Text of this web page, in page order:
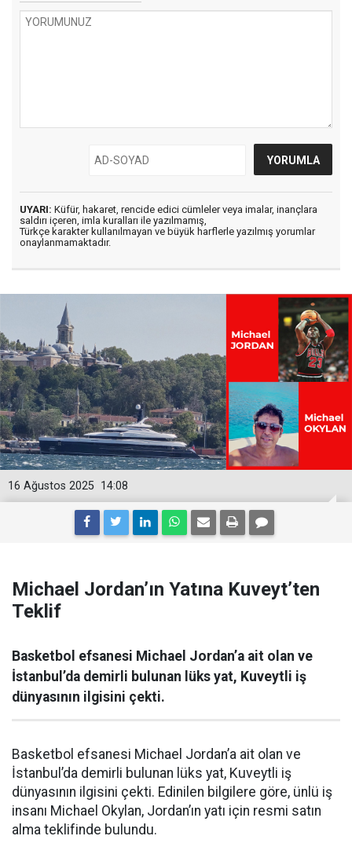
UYARI: Küfür, hakaret, rencide edici cümleler veya imalar, inançlara
saldırı içeren, imla kuralları ile yazılmamış,
Türkçe karakter kullanılmayan ve büyük harflerle yazılmış yorumlar
onaylanmamaktadır.
14:08
16 Ağustos 2025
Michael Jordan’ın Yatına Kuveyt’ten
Teklif
Basketbol efsanesi Michael Jordan’a ait olan ve
İstanbul’da demirli bulunan lüks yat, Kuveytli iş
dünyasının ilgisini çekti.
Basketbol efsanesi Michael Jordan’a ait olan ve
İstanbul’da demirli bulunan lüks yat, Kuveytli iş
dünyasının ilgisini çekti. Edinilen bilgilere göre, ünlü iş
insanı Michael Okylan, Jordan’ın yatı için resmi satın
alma teklifinde bulundu.